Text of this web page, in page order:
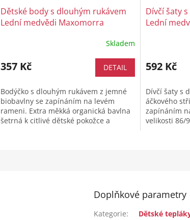
Dětské body s dlouhým rukávem
Lední medvědi Maxomorra
Skladem
357 Kč DETAIL
Bodýčko s dlouhým rukávem z jemné
biobavlny se zapínáním na levém
rameni. Extra měkká organická bavlna
šetrná k citlivé dětské pokožce a
Dívčí šaty
Lední
592 Kč
Dívčí šaty s
áčkového
zapínáním
velikosti 86/
Doplňkové parametry
Kategorie:
Dětské